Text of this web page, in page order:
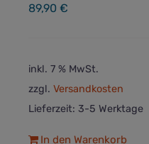
89,90 €
inkl. 7 % MwSt.
zzgl. Versandkosten
Lieferzeit: 3-5 Werktage
In den Warenkorb